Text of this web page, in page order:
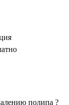
полипа ?